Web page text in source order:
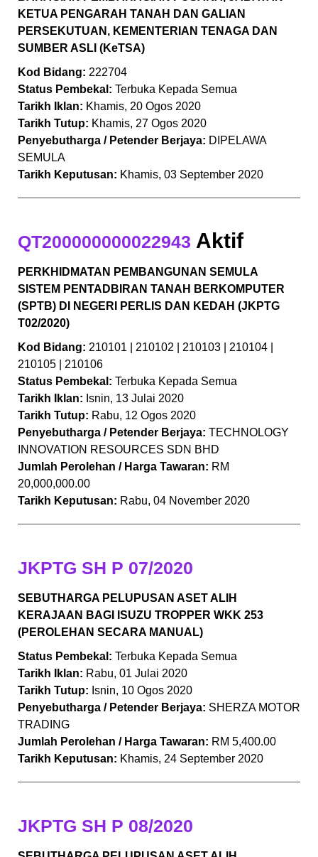
KETUA PENGARAH TANAH DAN GALIAN
PERSEKUTUAN, KEMENTERIAN TENAGA DAN
SUMBER ASLI (KeTSA)
Kod Bidang: 222704
Status Pembekal: Terbuka Kepada Semua
Tarikh Iklan: Khamis, 20 Ogos 2020
Tarikh Tutup: Khamis, 27 Ogos 2020
Penyebutharga / Petender Berjaya: DIPELAWA
SEMULA
Tarikh Keputusan: Khamis, 03 September 2020
QT200000000022943 Aktif
PERKHIDMATAN PEMBANGUNAN SEMULA
SISTEM PENTADBIRAN TANAH BERKOMPUTER
(SPTB) DI NEGERI PERLIS DAN KEDAH (JKPTG
T02/2020)
Kod Bidang: 210101 | 210102 | 210103 | 210104 |
210105 | 210106
Status Pembekal: Terbuka Kepada Semua
Tarikh Iklan: Isnin, 13 Julai 2020
Tarikh Tutup: Rabu, 12 Ogos 2020
Penyebutharga / Petender Berjaya: TECHNOLOGY
INNOVATION RESOURCES SDN BHD
Jumlah Perolehan / Harga Tawaran: RM
20,000,000.00
Tarikh Keputusan: Rabu, 04 November 2020
JKPTG SH P 07/2020
SEBUTHARGA PELUPUSAN ASET ALIH
KERAJAAN BAGI ISUZU TROPPER WKK 253
(PEROLEHAN SECARA MANUAL)
Status Pembekal: Terbuka Kepada Semua
Tarikh Iklan: Rabu, 01 Julai 2020
Tarikh Tutup: Isnin, 10 Ogos 2020
Penyebutharga / Petender Berjaya: SHERZA MOTOR
TRADING
Jumlah Perolehan / Harga Tawaran: RM 5,400.00
Tarikh Keputusan: Khamis, 24 September 2020
JKPTG SH P 08/2020